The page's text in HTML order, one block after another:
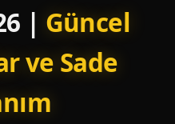
| Güncel
ve Sade